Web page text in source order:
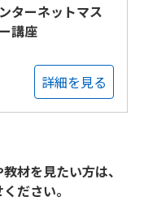
ターネットマス
講座
詳細を見る
材を見たい方は、
ださい。